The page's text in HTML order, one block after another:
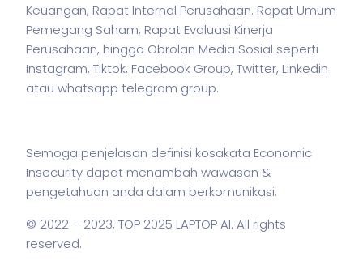
Keuangan, Rapat Internal Perusahaan. Rapat Umum
Pemegang Saham, Rapat Evaluasi Kinerja
Perusahaan, hingga Obrolan Media Sosial seperti
Instagram, Tiktok, Facebook Group, Twitter, Linkedin
atau whatsapp telegram group.
Semoga penjelasan definisi kosakata Economic
Insecurity dapat menambah wawasan &
pengetahuan anda dalam berkomunikasi.
© 2022 – 2023, TOP 2025 LAPTOP AI. All rights
reserved.